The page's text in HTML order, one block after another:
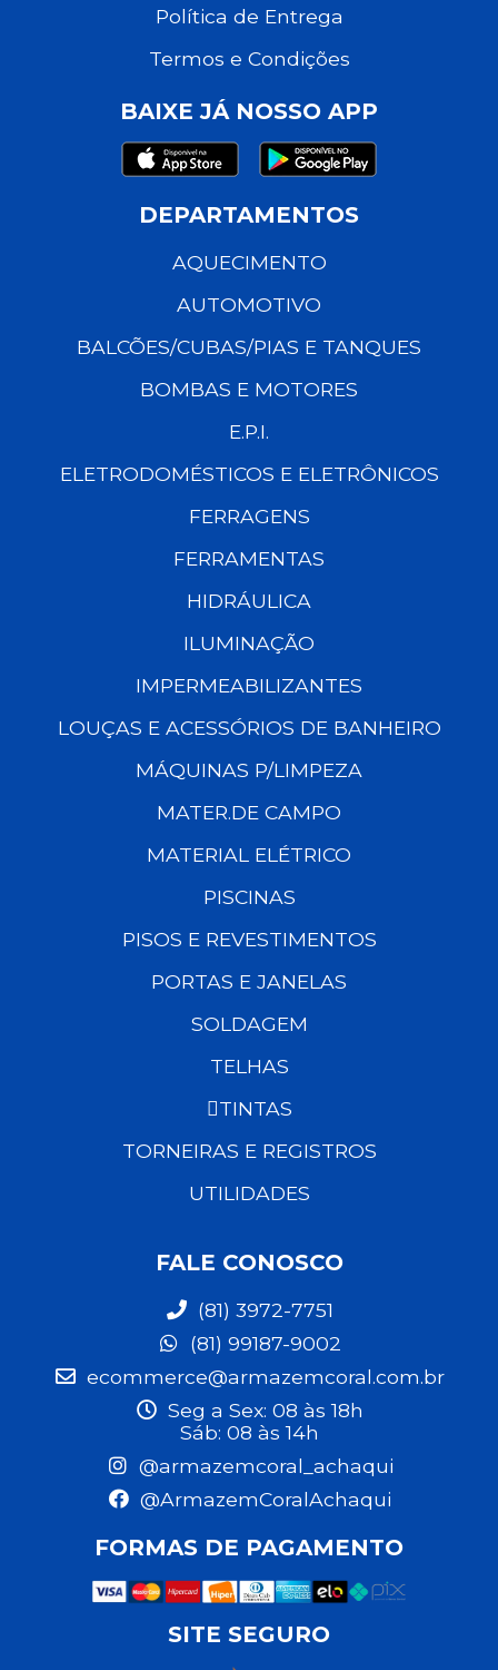
Política de Entrega
Termos e Condições
BAIXE JÁ NOSSO APP
DEPARTAMENTOS
AQUECIMENTO
AUTOMOTIVO
BALCÕES/CUBAS/PIAS E TANQUES
BOMBAS E MOTORES
E.P.I.
ELETRODOMÉSTICOS E ELETRÔNICOS
FERRAGENS
FERRAMENTAS
HIDRÁULICA
ILUMINAÇÃO
IMPERMEABILIZANTES
LOUÇAS E ACESSÓRIOS DE BANHEIRO
MÁQUINAS P/LIMPEZA
MATER.DE CAMPO
MATERIAL ELÉTRICO
PISCINAS
PISOS E REVESTIMENTOS
PORTAS E JANELAS
SOLDAGEM
TELHAS
TINTAS
TORNEIRAS E REGISTROS
UTILIDADES
FALE CONOSCO
(81) 3972-7751
(81) 99187-9002
ecommerce@armazemcoral.com.br
Seg a Sex: 08 às 18h
Sáb: 08 às 14h
@armazemcoral_achaqui
@ArmazemCoralAchaqui
FORMAS DE PAGAMENTO
SITE SEGURO